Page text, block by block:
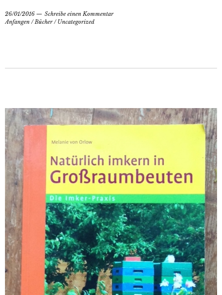
26/01/2016
Schreibe einen Kommentar
Anfangen / Bücher/ Uncategorized